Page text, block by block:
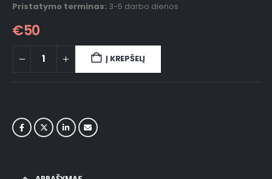
Pristatymo terminas: 3-5 darbo dienos
€50
Į KREPŠELĮ